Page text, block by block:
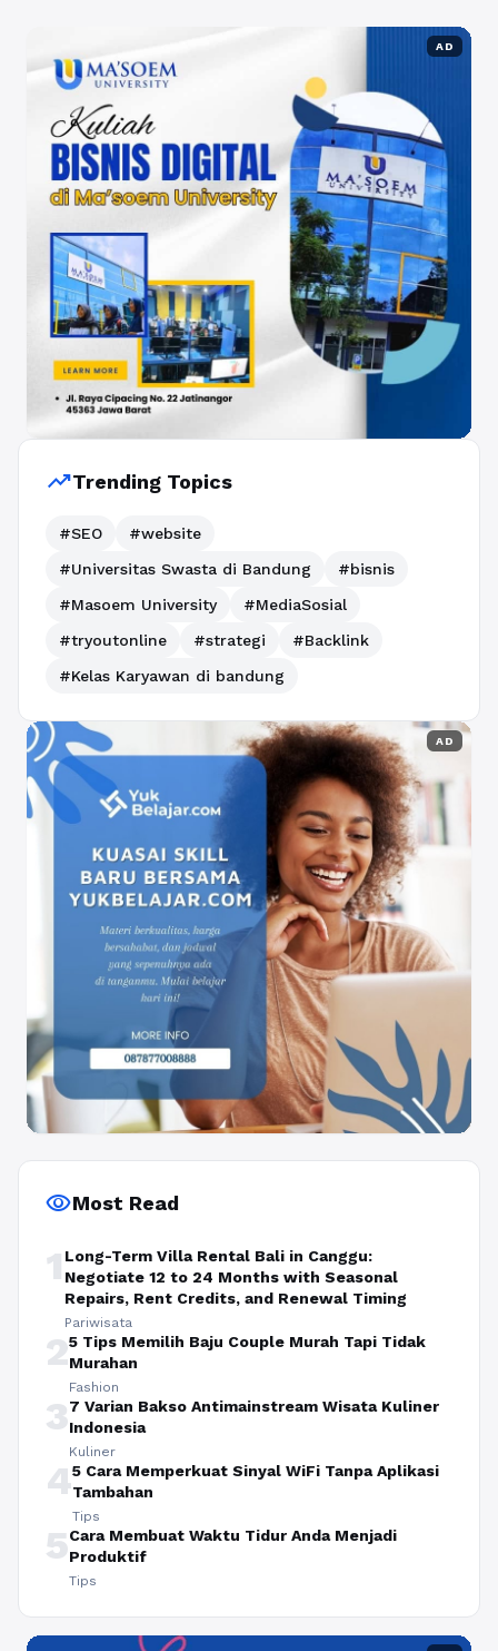
AD
trending_upTrending Topics
#SEO
#website
#Universitas Swasta di Bandung
#bisnis
#Masoem University
#MediaSosial
#tryoutonline
#strategi
#Backlink
#Kelas Karyawan di bandung
AD
visibilityMost Read
1 Long-Term Villa Rental Bali in Canggu:
Negotiate 12 to 24 Months with Seasonal
Repairs, Rent Credits, and Renewal Timing
Pariwisata
25 Tips Memilih Baju Couple Murah Tapi Tidak
Murahan
Fashion
37 Varian Bakso Antimainstream Wisata Kuliner
Indonesia
Kuliner
45 Cara Memperkuat Sinyal WiFi Tanpa Aplikasi
Tambahan
Tips
5Cara Membuat Waktu Tidur Anda Menjadi
Produktif
Tips